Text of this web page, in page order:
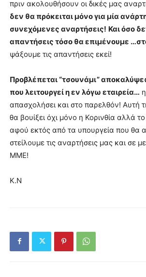
πριν ακολουθήσουν οι δικές μας
δεν θα πρόκειται μόνο για μία
συνεχόμενες αναρτήσεις! Και όσο
απαντήσεις τόσο θα επιμένουμε
ψάξουμε τις απαντήσεις εκεί!
Προβλέπεται “τσουνάμι”
που λειτουργεί η εν λόγω εταιρεία…
απασχολήσει και στο παρελθόν! Αυτή
θα βουίξει όχι μόνο η Κορινθία αλλά
αφού εκτός από τα υπουργεία που θα
στείλουμε τις αναρτήσεις μας και σε
ΜΜΕ!
Κ.Ν